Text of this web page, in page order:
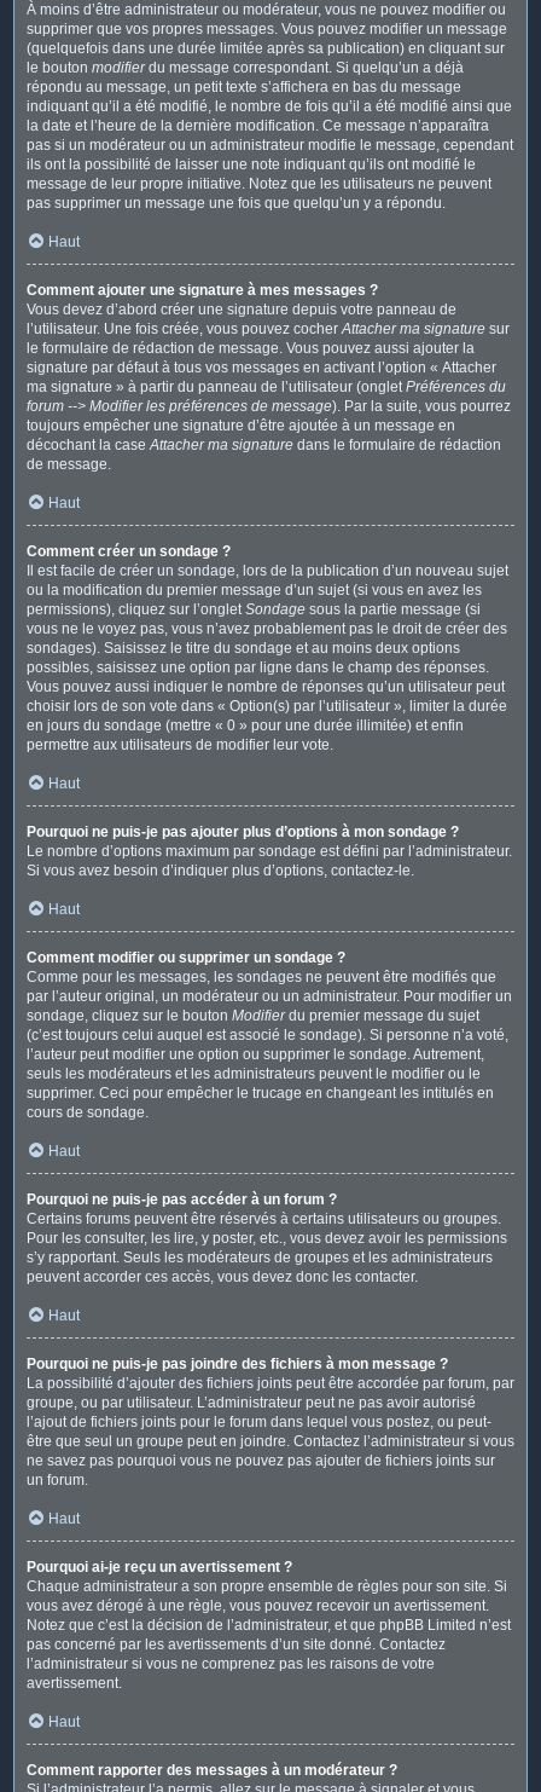
À moins d’être administrateur ou modérateur, vous ne pouvez modifier ou
supprimer que vos propres messages. Vous pouvez modifier un message
(quelquefois dans une durée limitée après sa publication) en cliquant sur
le bouton modifierdu message correspondant. Si quelqu’un a déjà
répondu au message, un petit texte s’affichera en bas du message
indiquant qu’il a été modifié, le nombre de fois qu’il a été modifié ainsi que
la date et l’heure de la dernière modification. Ce message n’apparaîtra
pas si un modérateur ou un administrateur modifie le message, cependant
ils ont la possibilité de laisser une note indiquant qu’ils ont modifié le
message de leur propre initiative. Notez que les utilisateurs ne peuvent
pas supprimer un message une fois que quelqu’un y a répondu.
Haut
Comment ajouter une signature à mes messages ?
Vous devez d’abord créer une signature depuis votre panneau de
l’utilisateur. Une fois créée, vous pouvez cocherAttacher ma signature sur
le formulaire de rédaction de message. Vous pouvez aussi ajouter la
signature par défaut à tous vos messages en activant l’option « Attacher
ma signature » à partir du panneau de l’utilisateur (ongletPréférences du
forum --> Modifier les préférences de message). Par la suite, vous pourrez
toujours empêcher une signature d’être ajoutée à un message en
décochant la caseAttacher ma signature dans le formulaire de rédaction
de message.
Haut
Comment créer un sondage ?
Il est facile de créer un sondage, lors de la publication d’un nouveau sujet
ou la modification du premier message d’un sujet (si vous en avez les
permissions), cliquez sur l’ongletSondage sous la partie message (si
vous ne le voyez pas, vous n’avez probablement pas le droit de créer des
sondages). Saisissez le titre du sondage et au moins deux options
possibles, saisissez une option par ligne dans le champ des réponses.
Vous pouvez aussi indiquer le nombre de réponses qu’un utilisateur peut
choisir lors de son vote dans « Option(s) par l’utilisateur », limiter la durée
en jours du sondage (mettre « 0 » pour une durée illimitée) et enfin
permettre aux utilisateurs de modifier leur vote.
Haut
Pourquoi ne puis-je pas ajouter plus d’options à mon sondage ?
Le nombre d’options maximum par sondage est défini par l’administrateur.
Si vous avez besoin d’indiquer plus d’options, contactez-le.
Haut
Comment modifier ou supprimer un sondage ?
Comme pour les messages, les sondages ne peuvent être modifiés que
par l’auteur original, un modérateur ou un administrateur. Pour modifier un
sondage, cliquez sur le bouton Modifierdu premier message du sujet
(c’est toujours celui auquel est associé le sondage). Si personne n’a voté,
l’auteur peut modifier une option ou supprimer le sondage. Autrement,
seuls les modérateurs et les administrateurs peuvent le modifier ou le
supprimer. Ceci pour empêcher le trucage en changeant les intitulés en
cours de sondage.
Haut
Pourquoi ne puis-je pas accéder à un forum ?
Certains forums peuvent être réservés à certains utilisateurs ou groupes.
Pour les consulter, les lire, y poster, etc., vous devez avoir les permissions
s’y rapportant. Seuls les modérateurs de groupes et les administrateurs
peuvent accorder ces accès, vous devez donc les contacter.
Haut
Pourquoi ne puis-je pas joindre des fichiers à mon message ?
La possibilité d’ajouter des fichiers joints peut être accordée par forum, par
groupe, ou par utilisateur. L’administrateur peut ne pas avoir autorisé
l’ajout de fichiers joints pour le forum dans lequel vous postez, ou peut-
être que seul un groupe peut en joindre. Contactez l’administrateur si vous
ne savez pas pourquoi vous ne pouvez pas ajouter de fichiers joints sur
un forum.
Haut
Pourquoi ai-je reçu un avertissement ?
Chaque administrateur a son propre ensemble de règles pour son site. Si
vous avez dérogé à une règle, vous pouvez recevoir un avertissement.
Notez que c’est la décision de l’administrateur, et que phpBB Limited n’est
pas concerné par les avertissements d’un site donné. Contactez
l’administrateur si vous ne comprenez pas les raisons de votre
avertissement.
Haut
Comment rapporter des messages à un modérateur ?